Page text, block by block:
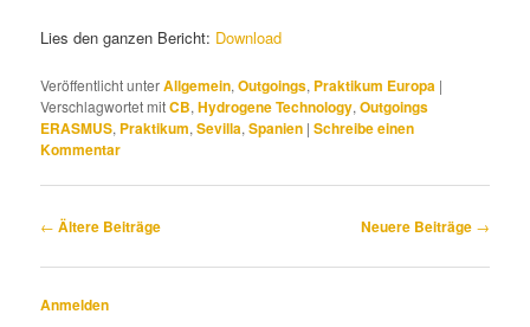
Lies den ganzen Bericht: Download
Veröffentlicht unterAllgemein,Outgoings, Praktikum Europa |
Verschlagwortet mitCB,Hydrogene Technology,Outgoings
ERASMUS, Praktikum,Sevilla,Spanien |Schreibe einen
Kommentar
Beitragsnavigation
← Ältere Beiträge Neuere Beiträge →
Anmelden